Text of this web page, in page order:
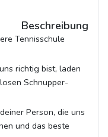
Beschreibung
Tennisschule
richtig bist, laden
Schnupper-
Person, die uns
und das beste